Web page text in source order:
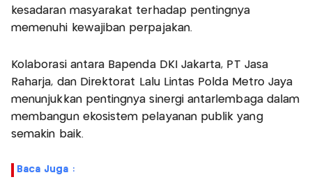
kesadaran masyarakat terhadap pentingnya
memenuhi kewajiban perpajakan.
Kolaborasi antara Bapenda DKI Jakarta, PT Jasa
Raharja, dan Direktorat Lalu Lintas Polda Metro Jaya
menunjukkan pentingnya sinergi antarlembaga dalam
membangun ekosistem pelayanan publik yang
semakin baik.
Baca Juga :